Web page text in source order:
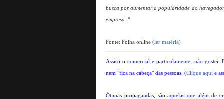
busca por aumentar a popularidade do
empresa. "
Fonte: Folha online (ler matéria)
Assisti o comercial e particulamente, não
nem "fica na cabeça" das pessoas. (Clique aqui e
Ótimas propagandas, são aquelas que além de